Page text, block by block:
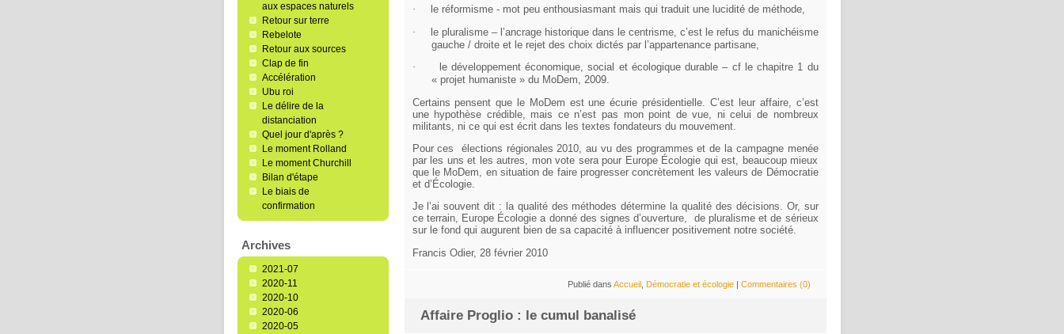
aux espaces naturels
Retour sur terre
Rebelote
Retour aux sources
Clap de fin
Accélération
Ubu roi
Le délire de la
distanciation
Quel jour d'après ?
Le moment Rolland
Le moment Churchill
Bilan d'étape
Le biais de
confirmation
Archives
2021-07
2020-11
2020-10
2020-06
2020-05
·
le réformisme - mot peu enthousiasmant mais qui traduit une lucidité de méthode,
·
le pluralisme – l’ancrage historique dans le centrisme, c’est le refus du manichéisme
gauche / droite et le rejet des choix dictés par l’appartenance partisane,
·
le développement économique, social et écologique durable – cf le chapitre 1 du
« projet humaniste » du MoDem, 2009.
Certains pensent que le MoDem est une écurie présidentielle. C’est leur affaire, c’est
une hypothèse crédible, mais ce n’est pas mon point de vue, ni celui de nombreux
militants, ni ce qui est écrit dans les textes fondateurs du mouvement.
Pour ces
élections régionales 2010, au vu des programmes et de la campagne menée
par les uns et les autres, mon vote sera pour Europe Écologie qui est, beaucoup mieux
que le MoDem, en situation de faire progresser concrètement les valeurs de Démocratie
et d’Écologie.
Je l’ai souvent dit : la qualité des méthodes détermine la qualité des décisions. Or, sur
ce terrain, Europe Écologie a donné des signes d’ouverture,
de pluralisme et de sérieux
sur le fond qui augurent bien de sa capacité à influencer positivement notre société.
Francis Odier, 28 février 2010
Publié dans Accueil, Démocratie et écologie| Commentaires (0)
Affaire Proglio : le cumul banalisé